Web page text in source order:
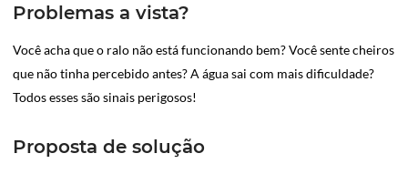
Problemas a vista?
Você acha que o ralo não está funcionando bem? Você sente cheiros
que não tinha percebido antes? A água sai com mais dificuldade?
Todos esses são sinais perigosos!
Proposta de solução